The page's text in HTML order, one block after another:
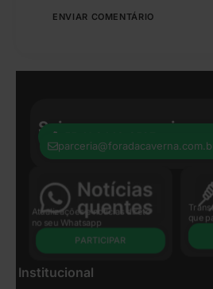
Seja nosso parceiro:
Atualizações e notícias direto
no seu Whatsapp
PARTICIPAR
que
Institucional